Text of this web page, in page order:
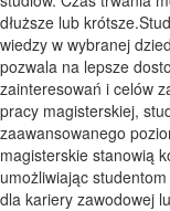
dłuższe lub
wiedzy w wybranej
pozwala na lepsze
zainteresowań i celów
pracy magisterskiej,
zaawansowanego
magisterskie stanowią
umożliwiając
dla kariery zawodowej